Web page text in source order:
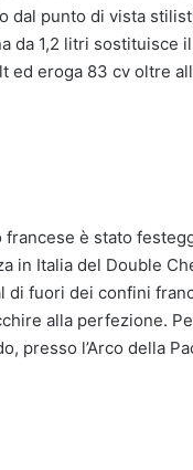
dal punto di vista
da 1,2 litri sostituisce
eroga 83 cv oltre
è stato
in Italia del Double
di fuori dei confini
alla perfezione.
presso l’Arco della